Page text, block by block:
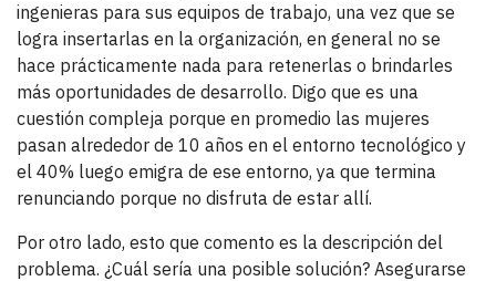
ingenieras para sus equipos de trabajo, una vez que se
logra insertarlas en la organización, en general no se
hace prácticamente nada para retenerlas o brindarles
más oportunidades de desarrollo. Digo que es una
cuestión compleja porque en promedio las mujeres
pasan alrededor de 10 años en el entorno tecnológico y
el 40% luego emigra de ese entorno, ya que termina
renunciando porque no disfruta de estar allí.
Por otro lado, esto que comento es la descripción del
problema. ¿Cuál sería una posible solución? Asegurarse